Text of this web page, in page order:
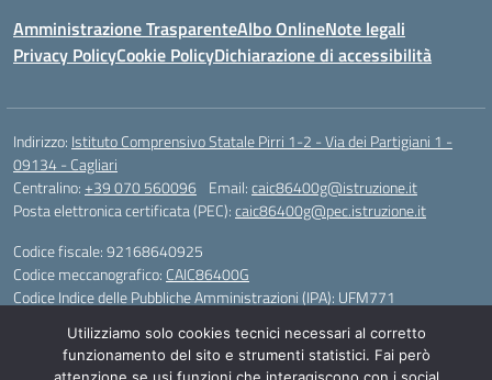
Amministrazione TrasparenteAlbo OnlineNote legali
Privacy PolicyCookie PolicyDichiarazione di accessibilità
Indirizzo: Istituto Comprensivo Statale Pirri 1-2 - Via dei Partigiani 1 -
09134 - Cagliari
Centralino:+39 070 560096 Email:caic86400g@istruzione.it
Posta elettronica certificata (PEC):caic86400g@pec.istruzione.it
Codice fiscale: 92168640925
Codice meccanografico: CAIC86400G
Codice Indice delle Pubbliche Amministrazioni (IPA): UFM771
IBAN - IT 46 W 0101504808000070626497
Utilizziamo solo cookies tecnici necessari al corretto
funzionamento del sito e strumenti statistici. Fai però